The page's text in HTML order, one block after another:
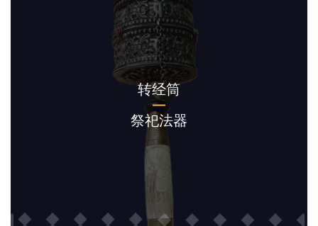
转经筒
祭祀法器